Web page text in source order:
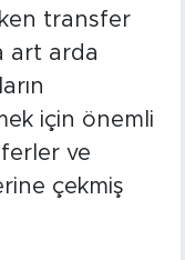
transfer
art arda
için önemli
ve
çekmiş